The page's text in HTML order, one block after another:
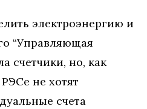
электроэнергию и
“Управляющая
счетчики, но, как
не хотят
счета